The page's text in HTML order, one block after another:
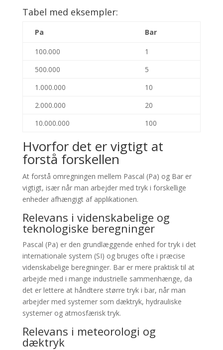
Tabel med eksempler:
Pa Bar
100.000
1
500.000
5
1.000.000
10
2.000.000
20
10.000.000
100
Hvorfor det er vigtigt at
forstå forskellen
At forstå omregningen mellem Pascal (Pa) og Bar er
vigtigt, især når man arbejder med tryk i forskellige
enheder afhængigt af applikationen.
Relevans i videnskabelige og
teknologiske beregninger
Pascal (Pa) er den grundlæggende enhed for tryk i det
internationale system (SI) og bruges ofte i præcise
videnskabelige beregninger. Bar er mere praktisk til at
arbejde med i mange industrielle sammenhænge, da
det er lettere at håndtere større tryk i bar, når man
arbejder med systemer som dæktryk, hydrauliske
systemer og atmosfærisk tryk.
Relevans i meteorologi og
dæktryk